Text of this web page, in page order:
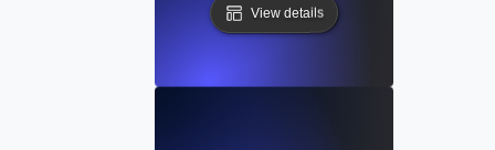
View details